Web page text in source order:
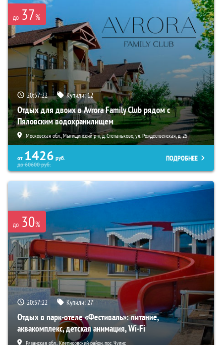
до 37%
20:57:21 Купили:12
Отдых для двоих в Avrora Family Club рядом с
Пяловским водохранилищем
Московская обл., Мытищинский р-н, д. Степаньково, ул. Рождественская, д. 25
от 1426 руб.
до60600руб.
ПОДРОБНЕЕ
до 30%
20:57:21 Купили:27
Отдых в парк-отеле «Фестиваль»: питание,
аквакомплекс, детская анимация, Wi-Fi
Рязанская обл., Клепиковский район, пос. Чулис